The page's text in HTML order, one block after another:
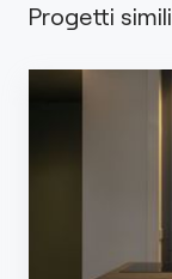
Progetti simili